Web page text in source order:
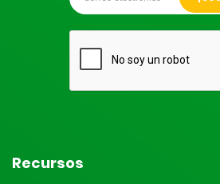
Recursos